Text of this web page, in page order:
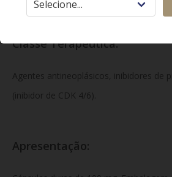
Classe Terapêutica:
Agentes antineoplásicos, inibidores de
(inibidor de CDK 4/6).
Apresentação: